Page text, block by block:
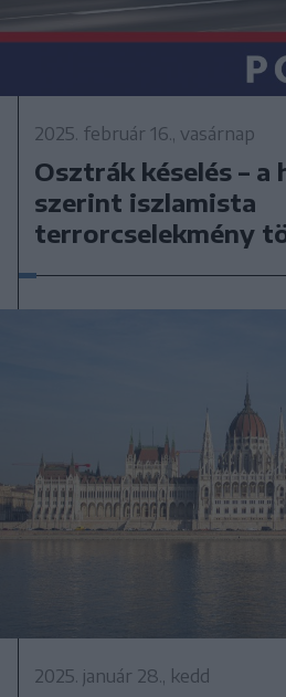
2025. február 16., vasárnap
Osztrák késelés – a
szerint iszlamista
terrorcselekmény
2025. január 28., kedd